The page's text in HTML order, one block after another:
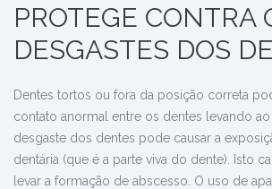
PROTEGE CONTRA
DESGASTES DOS
Dentes tortos ou fora da posição correta
contato anormal entre os dentes levando
desgaste dos dentes pode causar a
dentária (que é a parte viva do dente). Isto
levar a formação de abscesso. O uso de